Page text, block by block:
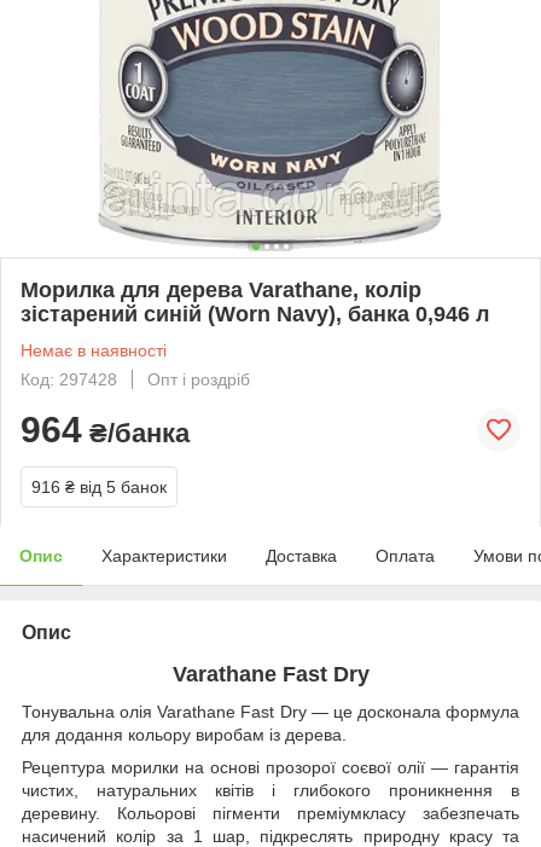
Морилка для дерева Varathane, колір
зістарений синій (Worn Navy), банка 0,946 л
Немає в наявності
Код: 297428
Опт і роздріб
964 ₴/банка
916 ₴ від 5 банок
Опис Характеристики Доставка Оплата Умови
Опис
Varathane Fast Dry
Тонувальна олія Varathane Fast Dry — це досконала формула
для додання кольору виробам із дерева.
Рецептура морилки на основі прозорої соєвої олії — гарантія
чистих, натуральних квітів і глибокого проникнення в
деревину. Кольорові пігменти преміумкласу забезпечать
насичений колір за 1 шар, підкреслять природну красу та